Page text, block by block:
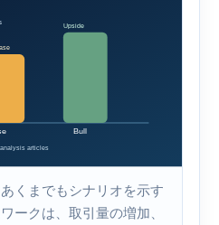
くまでもシナリオを示す
ークは、取引量の増加、